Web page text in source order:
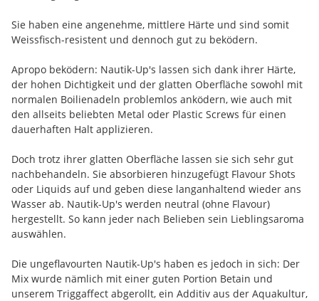
Sie haben eine angenehme, mittlere Härte und sind somit
Weissfisch-resistent und dennoch gut zu beködern.
Apropo beködern: Nautik-Up's lassen sich dank ihrer Härte,
der hohen Dichtigkeit und der glatten Oberfläche sowohl mit
normalen Boilienadeln problemlos anködern, wie auch mit
den allseits beliebten Metal oder Plastic Screws für einen
dauerhaften Halt applizieren.
Doch trotz ihrer glatten Oberfläche lassen sie sich sehr gut
nachbehandeln. Sie absorbieren hinzugefügt Flavour Shots
oder Liquids auf und geben diese langanhaltend wieder ans
Wasser ab. Nautik-Up's werden neutral (ohne Flavour)
hergestellt. So kann jeder nach Belieben sein Lieblingsaroma
auswählen.
Die ungeflavourten Nautik-Up's haben es jedoch in sich: Der
Mix wurde nämlich mit einer guten Portion Betain und
unserem Triggaffect abgerollt, ein Additiv aus der Aquakultur,